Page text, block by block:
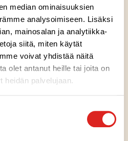
median ominaisuuksien
analysoimiseen. Lisäksi
mainosalan ja analytiikka-
siitä, miten käytät
voivat yhdistää näitä
olet antanut heille tai joita on
heidän palvelujaan.
230 g
VSopii vegaaniseen ruokavalioon